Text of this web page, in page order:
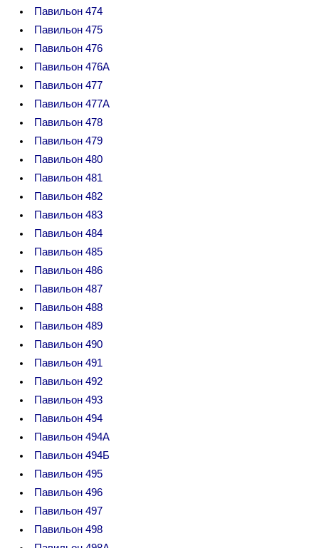
Павильон 474
Павильон 475
Павильон 476
Павильон 476А
Павильон 477
Павильон 477А
Павильон 478
Павильон 479
Павильон 480
Павильон 481
Павильон 482
Павильон 483
Павильон 484
Павильон 485
Павильон 486
Павильон 487
Павильон 488
Павильон 489
Павильон 490
Павильон 491
Павильон 492
Павильон 493
Павильон 494
Павильон 494А
Павильон 494Б
Павильон 495
Павильон 496
Павильон 497
Павильон 498